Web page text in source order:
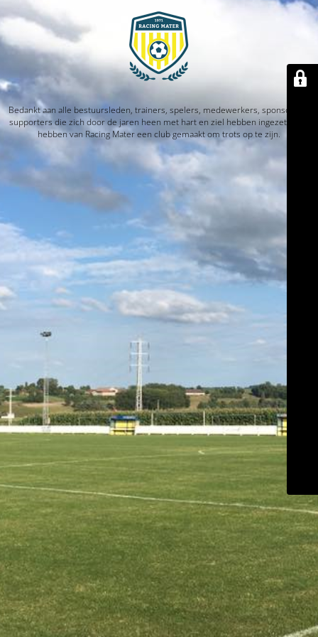
Bedankt aan alle bestuursleden, trainers, spelers, medewerkers, sponsors en
supporters die zich door de jaren heen met hart en ziel hebben ingezet. Jullie
hebben van Racing Mater een club gemaakt om trots op te zijn.